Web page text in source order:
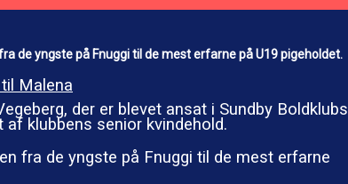
de yngste på Fnuggi til de mest erfarne på U19 pigeholdet.
Malena
der er blevet ansat i Sundby Boldklubs
klubbens senior kvindehold.
fra de yngste på Fnuggi til de mest erfarne